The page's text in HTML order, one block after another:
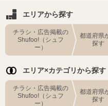
エリアから探す
チラシ・広告掲載の
Shufoo!（シュフ
ー）
都道府県
探す
エリア×カテゴリから探す
チラシ・広告掲載の
Shufoo!（シュフ
ー）
都道府県
探す